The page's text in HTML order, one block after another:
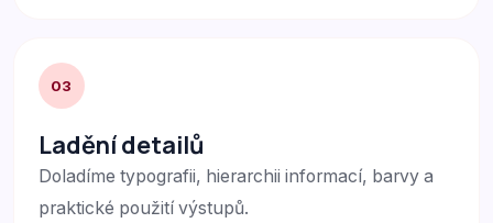
03
Ladění detailů
Doladíme typografii, hierarchii informací, barvy a
praktické použití výstupů.